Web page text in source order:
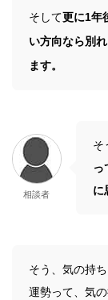
そして更に1年
い方向なら別
ます。
相談者
そ
っ
に
そう、気の持
運勢って、気